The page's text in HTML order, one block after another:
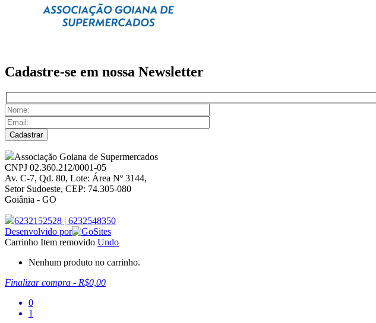
Cadastre-se em nossa Newsletter
Associação Goiana de Supermercados
CNPJ 02.360.212/0001-05
Av. C-7, Qd. 80, Lote: Área Nº 3144,
Setor Sudoeste, CEP: 74.305-080
Goiânia - GO
6232152528 | 6232548350
Desenvolvido por
Carrinho Item removido Undo
Nenhum produto no carrinho.
Finalizar compra - R$0,00
0
1